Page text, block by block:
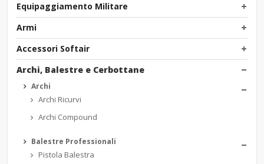
Equipaggiamento Militare
Armi
Accessori Softair
Archi, Balestre e Cerbottane
Archi
Archi Ricurvi
Archi Compound
Balestre Professionali
Pistola Balestra